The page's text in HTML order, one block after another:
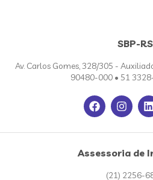
SBP-RS
Av. Carlos Gomes, 328/305 -
90480-000 • 51
Assessoria de
(21) 2256-